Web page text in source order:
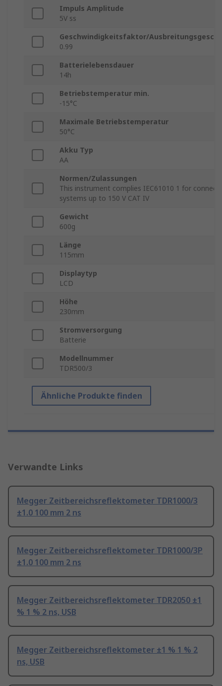
Impuls Amplitude
5V ss
Geschwindigkeitsfaktor/
0.99
Batterielebensdauer
14h
Betriebstemperatur min.
-15°C
Maximale Betriebstemperatur
50°C
Akku Typ
AA
Normen/Zulassungen
This instrument complies IEC61010 1 for
systems up to 150 V CAT IV
Gewicht
600g
Länge
115mm
Displaytyp
LCD
Höhe
230mm
Stromversorgung
Batterie
Modellnummer
TDR500/3
Ähnliche Produkte finden
Verwandte Links
Megger Zeitbereichsreflektometer TDR1000/3
±1.0 100 mm 2 ns
Megger Zeitbereichsreflektometer TDR1000/3P
±1.0 100 mm 2 ns
Megger Zeitbereichsreflektometer TDR2050 ±1
% 1 % 2 ns, USB
Megger Zeitbereichsreflektometer ±1 % 1 % 2
ns, USB